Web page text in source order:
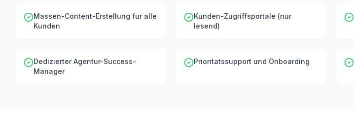
Massen-Content-Erstellung fur alle
Kunden
Kunden-Zugriffsportale (nur
lesend)
Dedizierter Agentur-Success-
Manager
Prioritatssupport und Onboarding